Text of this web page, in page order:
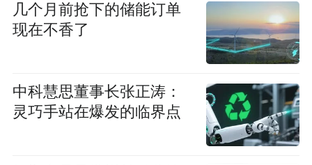
几个月前抢下的储能订单
现在不香了
中科慧思董事长张正涛：
灵巧手站在爆发的临界点